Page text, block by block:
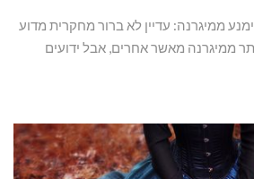
ממיגרנה: עדיין לא ברור מחקרית מדוע
ממיגרנה מאשר אחרים, אבל ידועים